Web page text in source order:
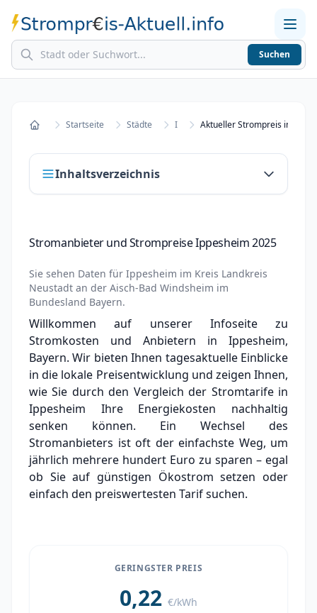
Home
Stromkosten berechnen
Suchen
StartseiteStartseite Städte I Aktueller Strompreis in
Inhaltsverzeichnis
2025
Stromanbieter wechseln in Ippesheim
Strompreisvergleich Ippesheim 2025
Grundversorger Ippesheim
Experten-Analyse: Strommarkt in Ippesheim
Aktueller Strompreis in Ippesheim
Stromanbieter in der Nähe von Ippesheim
Stromanbieter und Strompreise Ippesheim 2025
Sie sehen Daten für Ippesheim im Kreis Landkreis
Neustadt an der Aisch-Bad Windsheim im
Bundesland Bayern.
Willkommen auf unserer Infoseite zu
Stromkosten und Anbietern in Ippesheim,
Bayern. Wir bieten Ihnen tagesaktuelle Einblicke
in die lokale Preisentwicklung und zeigen Ihnen,
wie Sie durch den Vergleich der Stromtarife in
Ippesheim Ihre Energiekosten nachhaltig
senken können. Ein Wechsel des
Stromanbieters ist oft der einfachste Weg, um
jährlich mehrere hundert Euro zu sparen – egal
ob Sie auf günstigen Ökostrom setzen oder
einfach den preiswertesten Tarif suchen.
GERINGSTER PREIS
0,22 €/kWh